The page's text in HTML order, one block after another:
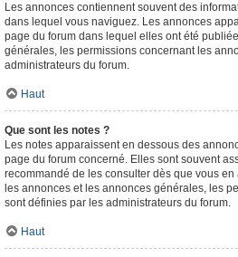
Les annonces contiennent souvent des
dans lequel vous naviguez. Les annonces
page du forum dans lequel elles ont été
générales, les permissions concernant les
administrateurs du forum.
Haut
Que sont les notes ?
Les notes apparaissent en dessous des
page du forum concerné. Elles sont souvent
recommandé de les consulter dès que vous
les annonces et les annonces générales, les
sont définies par les administrateurs du forum.
Haut